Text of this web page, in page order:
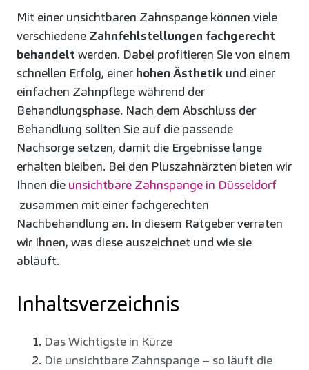
Mit einer unsichtbaren Zahnspange können viele
verschiedene Zahnfehlstellungen fachgerecht
behandelt werden. Dabei profitieren Sie von einem
schnellen Erfolg, einer hohen Ästhetik und einer
einfachen Zahnpflege während der
Behandlungsphase. Nach dem Abschluss der
Behandlung sollten Sie auf die passende
Nachsorge setzen, damit die Ergebnisse lange
erhalten bleiben. Bei den Pluszahnärzten bieten wir
Ihnen die unsichtbare Zahnspange in Düsseldorf
zusammen mit einer fachgerechten
Nachbehandlung an. In diesem Ratgeber verraten
wir Ihnen, was diese auszeichnet und wie sie
abläuft.
Inhaltsverzeichnis
Das Wichtigste in Kürze
Die unsichtbare Zahnspange – so läuft die